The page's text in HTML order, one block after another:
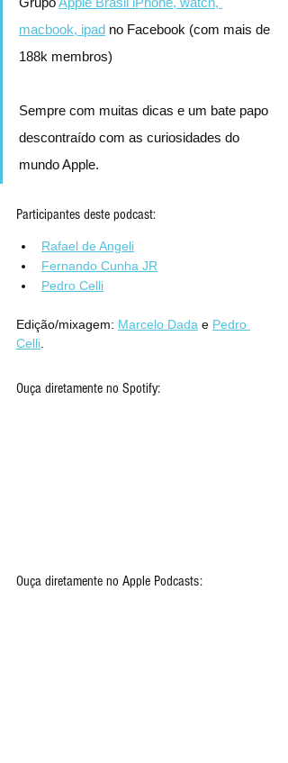
macbook, ipad no Facebook (com mais de
188k membros)
Sempre com muitas dicas e um bate papo
descontraído com as curiosidades do
mundo Apple.
Participantes deste podcast:
Rafael de Angeli
Fernando Cunha JR
Pedro Celli
Edição/mixagem: Marcelo Dada e Pedro
Celli
Ouça diretamente no Spotify:
Ouça diretamente no Apple Podcasts: